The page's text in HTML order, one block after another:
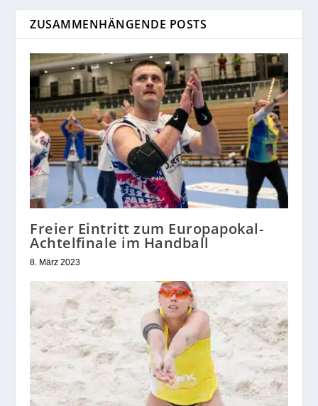
ZUSAMMENHÄNGENDE POSTS
Freier Eintritt zum Europapokal-
Achtelfinale im Handball
8. März 2023